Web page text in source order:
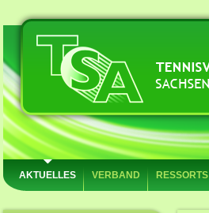
AKTUELLES VERBAND RESSORTS